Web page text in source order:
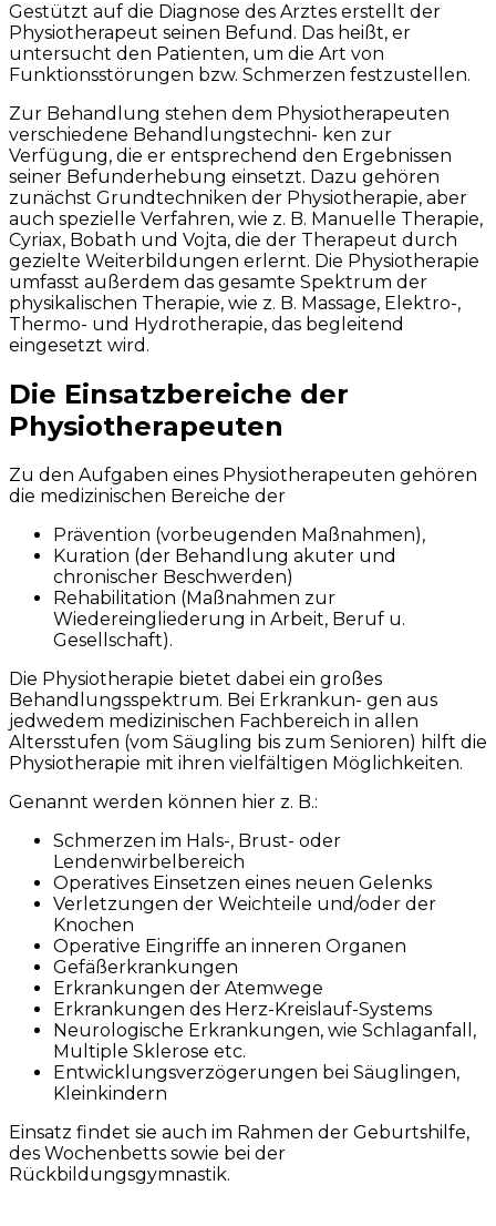
Gestützt auf die Diagnose des Arztes erstellt der
Physiotherapeut seinen Befund. Das heißt, er
untersucht den Patienten, um die Art von
Funktionsstörungen bzw. Schmerzen festzustellen.
Zur Behandlung stehen dem Physiotherapeuten
verschiedene Behandlungstechni- ken zur
Verfügung, die er entsprechend den Ergebnissen
seiner Befunderhebung einsetzt. Dazu gehören
zunächst Grundtechniken der Physiotherapie, aber
auch spezielle Verfahren, wie z. B. Manuelle Therapie,
Cyriax, Bobath und Vojta, die der Therapeut durch
gezielte Weiterbildungen erlernt. Die Physiotherapie
umfasst außerdem das gesamte Spektrum der
physikalischen Therapie, wie z. B. Massage, Elektro-,
Thermo- und Hydrotherapie, das begleitend
eingesetzt wird.
Die Einsatzbereiche der
Physiotherapeuten
Zu den Aufgaben eines Physiotherapeuten gehören
die medizinischen Bereiche der
Prävention (vorbeugenden Maßnahmen),
Kuration (der Behandlung akuter und
chronischer Beschwerden)
Rehabilitation (Maßnahmen zur
Wiedereingliederung in Arbeit, Beruf u.
Gesellschaft).
Die Physiotherapie bietet dabei ein großes
Behandlungsspektrum. Bei Erkrankun- gen aus
jedwedem medizinischen Fachbereich in allen
Altersstufen (vom Säugling bis zum Senioren) hilft die
Physiotherapie mit ihren vielfältigen Möglichkeiten.
Genannt werden können hier z. B.:
Schmerzen im Hals-, Brust- oder
Lendenwirbelbereich
Operatives Einsetzen eines neuen Gelenks
Verletzungen der Weichteile und/oder der
Knochen
Operative Eingriffe an inneren Organen
Gefäßerkrankungen
Erkrankungen der Atemwege
Erkrankungen des Herz-Kreislauf-Systems
Neurologische Erkrankungen, wie Schlaganfall,
Multiple Sklerose etc.
Entwicklungsverzögerungen bei Säuglingen,
Kleinkindern
Einsatz findet sie auch im Rahmen der Geburtshilfe,
des Wochenbetts sowie bei der
Rückbildungsgymnastik.